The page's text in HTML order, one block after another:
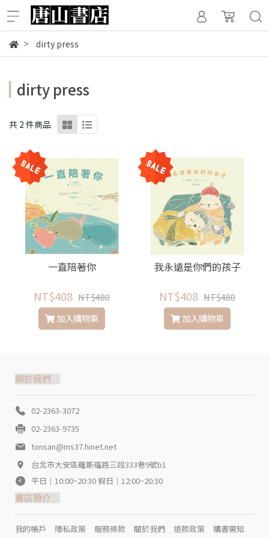
dirty press
dirty press
共 2 件商品
一直陪著你
NT$408 NT$480
加入購物車
我永遠是你們的孩子
NT$408 NT$480
加入購物車
關於我們
02-2363-3072
02-2363-9735
tonsan@ms37.hinet.net
台北市大安區羅斯福路三段333巷9號b1
平日｜10:00~20:30 假日｜12:00~20:30
書店簡介
我的帳戶 隱私政策 服務條款 關於我們 退款政策 購書需知